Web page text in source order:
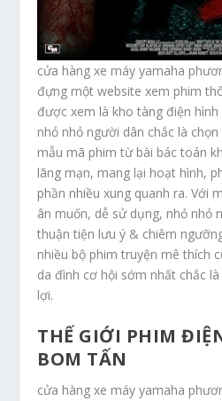
cửa hàng xe máy yamaha
đựng một website xem phim
được xem là kho tàng điện
nhỏ nhỏ người dân chắc là
mẫu mã phim từ bài bác toán
lãng mạn, mang lại hoạt hình,
phần nhiều xung quanh ra. Với
ân muốn, dễ sử dụng, nhỏ nhỏ
thuận tiện lưu ý & chiêm
nhiều bộ phim truyện mê thích
da đình cơ hội sớm nhất chắc
lợi.
THẾ GIỚI PHIM
BOM TẤN
cửa hàng xe máy yamaha